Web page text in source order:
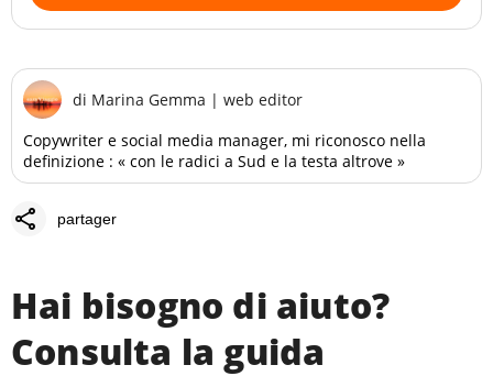
di Marina Gemma | web editor
Copywriter e social media manager, mi riconosco nella
definizione : « con le radici a Sud e la testa altrove »
share partager
Hai bisogno di aiuto?
Consulta la guida